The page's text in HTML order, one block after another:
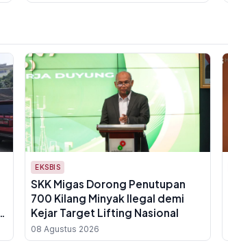
EKSBIS
SKK Migas Dorong Penutupan
700 Kilang Minyak Ilegal demi
Kejar Target Lifting Nasional
08 Agustus 2026